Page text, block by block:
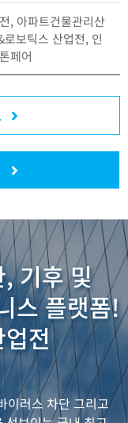
, 아파트건물관리산
보틱스 산업전, 인
페어
기후 및
스 플랫폼!
전
이러스 차단 그리고